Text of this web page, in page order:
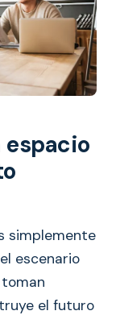
simplemente
escenario
el futuro